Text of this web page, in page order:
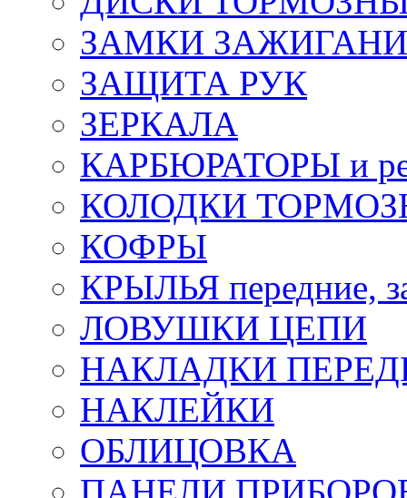
ЗАМКИ
ЗАЩИТА РУК
ЗЕРКАЛА
КАРБЮРАТОРЫ и
КОЛОДКИ
КОФРЫ
КРЫЛЬЯ передние,
ЛОВУШКИ ЦЕПИ
НАКЛАДКИ
НАКЛЕЙКИ
ОБЛИЦОВКА